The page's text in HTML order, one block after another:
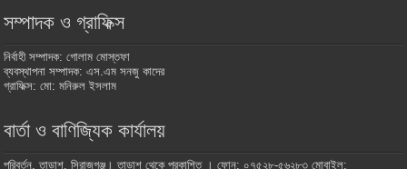
সম্পাদক ও গ্রাফিক্স
নির্বাহী সম্পাদক: গোলাম মোস্তফা
ব্যবস্থাপনা সম্পাদক: এস.এম সনজু কাদের
গ্রাফিক্স: মো: মনিরুল ইসলাম
বার্তা ও বাণিজ্যিক কার্যালয়
পরিবর্তন, তাড়াশ, সিরাজগঞ্জ। তাড়াশ থেকে প্রকাশিত । ফোন: ০৭৫২৮-৫৬২৮৩ মোবাইল: